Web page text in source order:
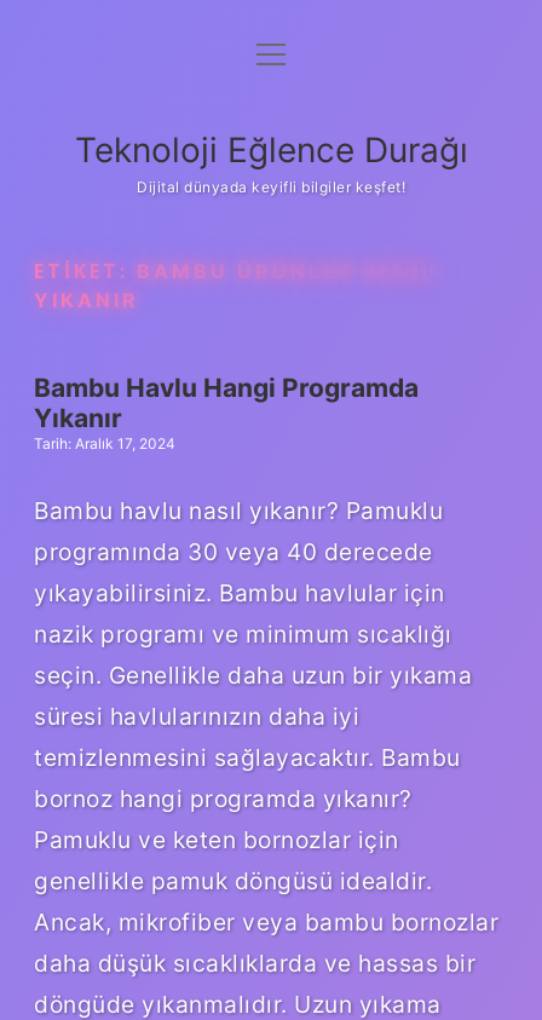
Anasayfa
Yasal Uyarı
menüyü
Teknoloji Eğlence Durağı
Dijital dünyada keyifli bilgiler keşfet!
ETIKET: BAMBU ÜRÜNLER NASIL
YIKANIR
Bambu Havlu Hangi Programda
Yıkanır
Tarih: Aralık 17, 2024
Bambu havlu nasıl yıkanır? Pamuklu
programında 30 veya 40 derecede
yıkayabilirsiniz. Bambu havlular için
nazik programı ve minimum sıcaklığı
seçin. Genellikle daha uzun bir yıkama
süresi havlularınızın daha iyi
temizlenmesini sağlayacaktır. Bambu
bornoz hangi programda yıkanır?
Pamuklu ve keten bornozlar için
genellikle pamuk döngüsü idealdir.
Ancak, mikrofiber veya bambu bornozlar
daha düşük sıcaklıklarda ve hassas bir
döngüde yıkanmalıdır. Uzun yıkama